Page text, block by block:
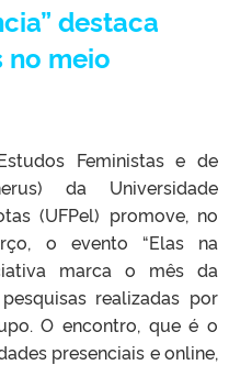
destaca
no meio
Feministas e de
da Universidade
(UFPel) promove, no
o evento “Elas na
marca o mês da
realizadas por
O encontro, que é o
presenciais e online,